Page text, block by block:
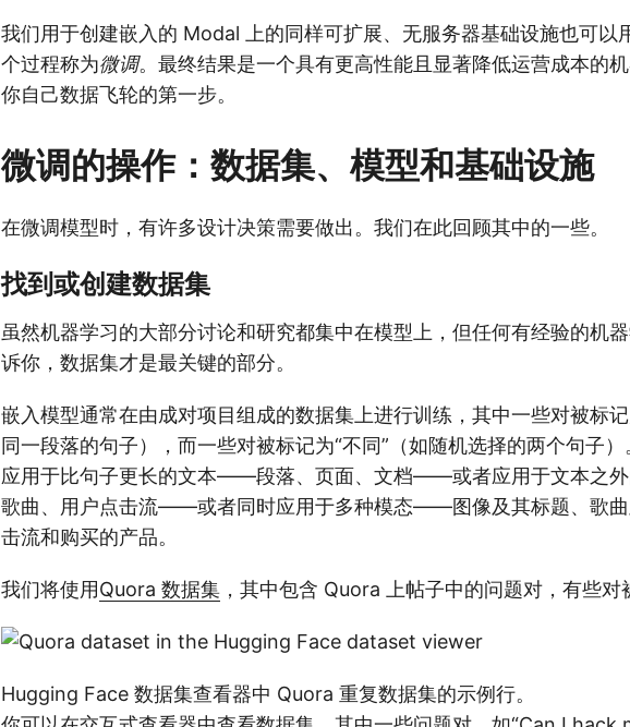
我们用于创建嵌入的 Modal 上的同样可扩展、无服务器基础设施也可以
个过程称为微调。最终结果是一个具有更高性能且显著降低运营成本的
你自己数据飞轮的第一步。
微调的操作：数据集、模型和基础设施
在微调模型时，有许多设计决策需要做出。我们在此回顾其中的一些。
找到或创建数据集
虽然机器学习的大部分讨论和研究都集中在模型上，但任何有经验的机
诉你，数据集才是最关键的部分。
嵌入模型通常在由成对项目组成的数据集上进行训练，其中一些对被标记
同一段落的句子），而一些对被标记为“不同”（如随机选择的两个句子
应用于比句子更长的文本——段落、页面、文档——或者应用于文本之
歌曲、用户点击流——或者同时应用于多种模态——图像及其标题、歌曲
击流和购买的产品。
我们将使用Quora 数据集 ，其中包含 Quora 上帖子中的问题对，有些对
Hugging Face 数据集查看器中 Quora 重复数据集的示例行。